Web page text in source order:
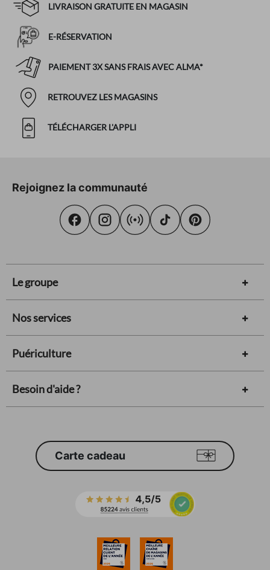
LIVRAISON GRATUITE EN MAGASIN
E-RÉSERVATION
PAIEMENT 3X SANS FRAIS AVEC ALMA*
RETROUVEZ LES MAGASINS
TÉLÉCHARGER L'APPLI
Rejoignez la communauté
Le groupe
Nos services
Puériculture
Besoin d'aide ?
Carte cadeau